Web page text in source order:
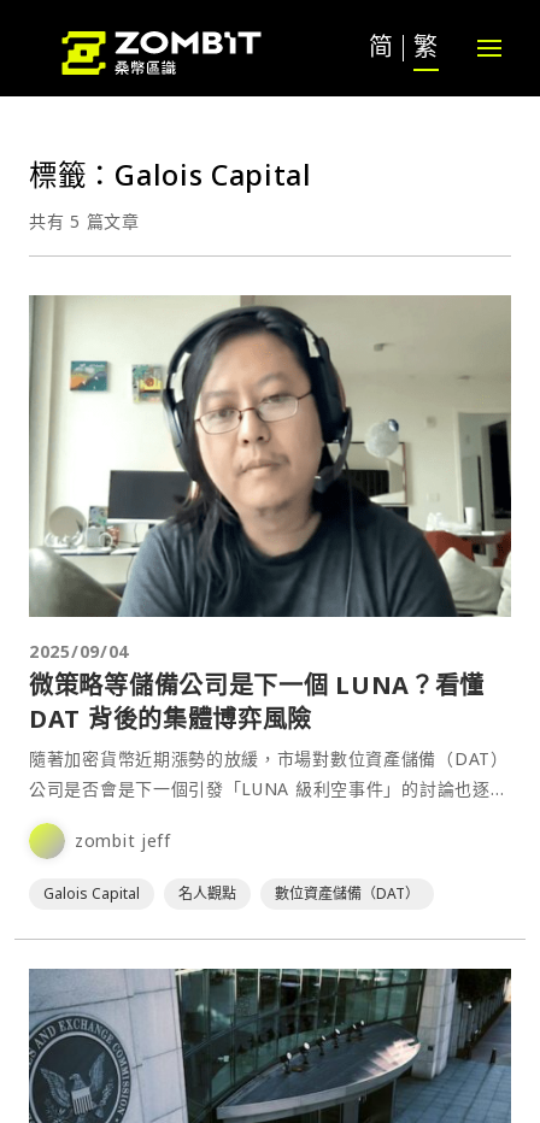
简 繁
標籤：Galois Capital
共有 5 篇文章
2025/09/04
微策略等儲備公司是下一個 LUNA？看懂
DAT 背後的集體博弈風險
隨著加密貨幣近期漲勢的放緩，市場對數位資產儲備（DAT）
公司是否會是下一個引發「LUNA 級利空事件」的討論也逐漸
升溫。對此，過去曾經因為提早預知 UST 風險，並且高點放
空而一戰成名的 Galois Capital 共同創辦人 Kevin Zhou 也
zombit jeff
Galois Capital 名人觀點 數位資產儲備（DAT）